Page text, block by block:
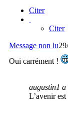
Citer
Citer
Message non lu
Oui carrément !
augustin1
L’avenir